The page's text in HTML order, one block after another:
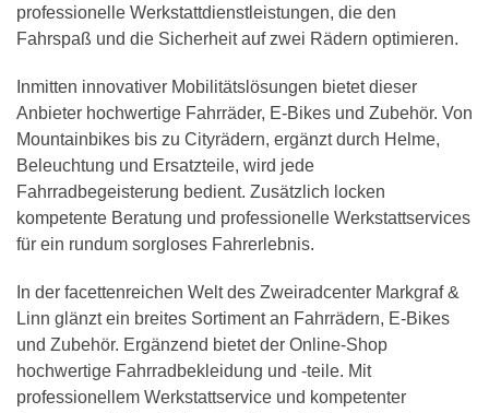
professionelle Werkstattdienstleistungen, die den
Fahrspaß und die Sicherheit auf zwei Rädern optimieren.
Inmitten innovativer Mobilitätslösungen bietet dieser
Anbieter hochwertige Fahrräder, E-Bikes und Zubehör. Von
Mountainbikes bis zu Cityrädern, ergänzt durch Helme,
Beleuchtung und Ersatzteile, wird jede
Fahrradbegeisterung bedient. Zusätzlich locken
kompetente Beratung und professionelle Werkstattservices
für ein rundum sorgloses Fahrerlebnis.
In der facettenreichen Welt des Zweiradcenter Markgraf &
Linn glänzt ein breites Sortiment an Fahrrädern, E-Bikes
und Zubehör. Ergänzend bietet der Online-Shop
hochwertige Fahrradbekleidung und -teile. Mit
professionellem Werkstattservice und kompetenter